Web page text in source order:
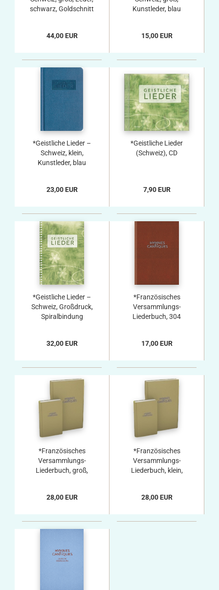
schwarz, Goldschnitt
44,00 EUR
Kunstleder, blau
15,00 EUR
*Geistliche Lieder –
Schweiz, klein,
Kunstleder, blau
23,00 EUR
*Geistliche Lieder
(Schweiz), CD
7,90 EUR
*Geistliche Lieder –
Schweiz, Großdruck,
Spiralbindung
32,00 EUR
*Französisches
Versammlungs-
Liederbuch, 304
Kunstleder,
17,00 EUR
*Französisches
Versammlungs-
Liederbuch, groß,
Auflage, Kunstleder
28,00 EUR
*Französisches
Versammlungs-
Liederbuch, klein,
Auflage, Kunstleder
28,00 EUR